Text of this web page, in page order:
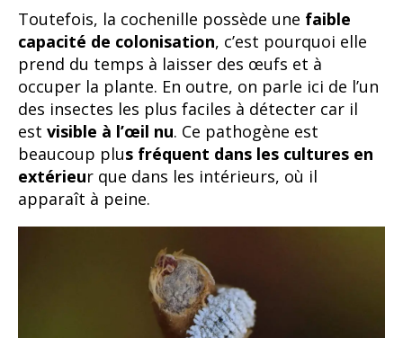
Toutefois, la cochenille possède une faible
capacité de colonisation, c’est pourquoi elle
prend du temps à laisser des œufs et à
occuper la plante. En outre, on parle ici de l’un
des insectes les plus faciles à détecter car il
est visible à l’œil nu. Ce pathogène est
beaucoup plus fréquent dans les cultures en
extérieur que dans les intérieurs, où il
apparaît à peine.